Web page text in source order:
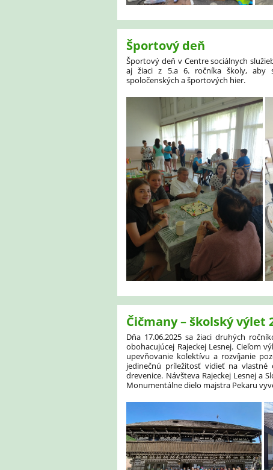
Športový deň
Športový deň v Centre sociálnych
aj žiaci z 5.a 6. ročníka školy, aby
spoločenských a športových hier.
Čičmany – školský výlet
Dňa 17.06.2025 sa žiaci druhých
obohacujúcej Rajeckej Lesnej. Cieľom
upevňovanie kolektívu a rozvíjanie
jedinečnú príležitosť vidieť na vlastné
drevenice. Návšteva Rajeckej Lesnej a
Monumentálne dielo majstra Pekaru